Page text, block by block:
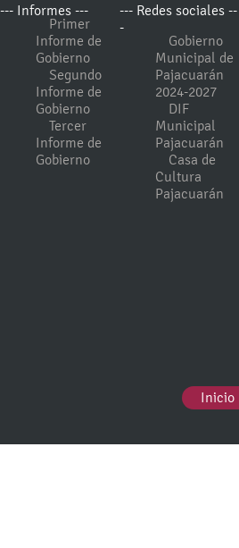
--- Informes ---
Primer
Informe de
Gobierno
Segundo
Informe de
Gobierno
Tercer
Informe de
Gobierno
--- Redes sociales --
-
Gobierno
Municipal de
Pajacuarán
2024-2027
DIF
Municipal
Pajacuarán
Casa de
Cultura
Pajacuarán
Inicio